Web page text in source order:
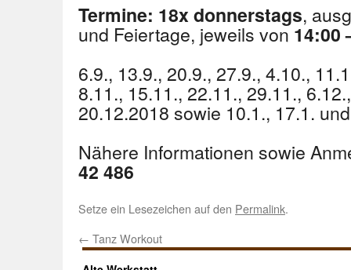
Termine: 18x donnerstags,
und Feiertage, jeweils von14:00
6.9., 13.9., 20.9., 27.9., 4.10.,
8.11., 15.11., 22.11., 29.11.,
20.12.2018 sowie 10.1., 17.1.
Nähere Informationen sowie
42 486
Setze ein Lesezeichen auf den Permalink.
← Tanz Workout